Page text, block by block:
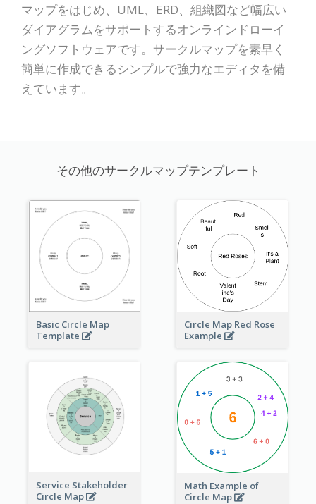
マップをはじめ、UML、ERD、組織図など幅広い
ダイアグラムをサポートするオンラインドローイ
ングソフトウェアです。サークルマップを素早く
簡単に作成できるシンプルで強力なエディタを備
えています。
その他のサークルマップテンプレート
Basic Circle Map
Template
Circle Map Red Rose
Example
Service Stakeholder
Circle Map
Math Example of
Circle Map